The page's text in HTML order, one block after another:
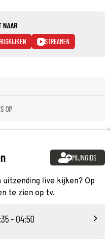
NAAR
STREAMEN
OP
MIJNGIDS
uitzending live kijken? Op
te zien op tv.
- 04:50